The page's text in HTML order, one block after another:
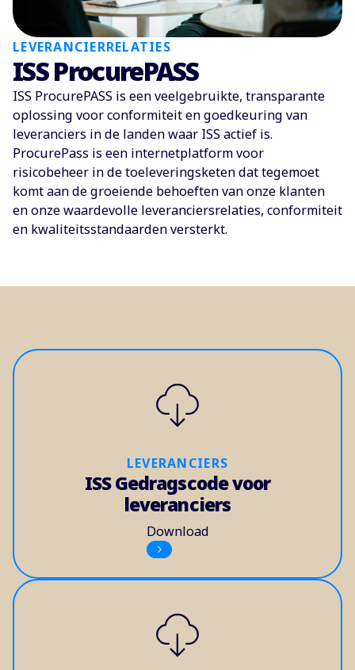
LEVERANCIERRELATIES
ISS ProcurePASS
ISS ProcurePASS is een veelgebruikte, transparante
oplossing voor conformiteit en goedkeuring van
leveranciers in de landen waar ISS actief is.
ProcurePass is een internetplatform voor
risicobeheer in de toeleveringsketen dat tegemoet
komt aan de groeiende behoeften van onze klanten
en onze waardevolle leveranciersrelaties, conformiteit
en kwaliteitsstandaarden versterkt.
LEVERANCIERS
ISS Gedragscode voor
leveranciers
Download